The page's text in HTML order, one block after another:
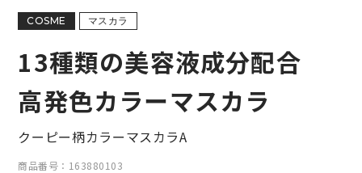
COSME マスカラ
13種類の美容液成分配合
高発色カラーマスカラ
クーピー柄カラーマスカラA
商品番号：163880103